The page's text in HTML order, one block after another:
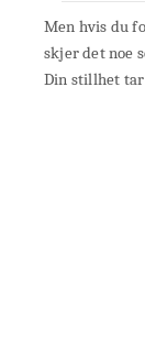
Men hvis du
skjer det noe
Din stillhet tar